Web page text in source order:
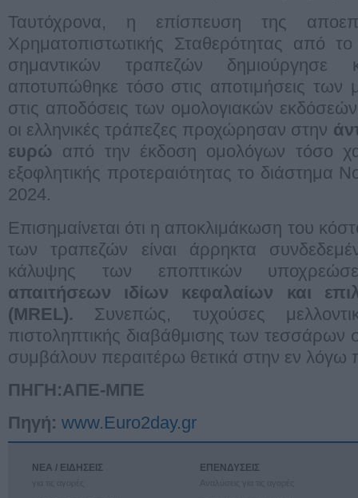
Ταυτόχρονα, η επίσπευση της
Χρηματοπιστωτικής Σταθερότητας από
σημαντικών τραπεζών δημιούργησε
αποτυπώθηκε τόσο στις αποτιμήσεις των
στις αποδόσεις των ομολογιακών
οι ελληνικές τράπεζες προχώρησαν στην
ευρώ από την έκδοση ομολόγων τόσο
εξοφλητικής προτεραιότητας το διάστημα
2024.
Επισημαίνεται ότι η αποκλιμάκωση του
των τραπεζών είναι άρρηκτα
κάλυψης των εποπτικών
απαιτήσεων ιδίων κεφαλαίων και
(MREL). Συνεπώς, τυχούσες
πιστοληπτικής διαβάθμισης των
συμβάλουν περαιτέρω θετικά στην εν λόγω
ΠΗΓΗ:ΑΠΕ-ΜΠΕ
Πηγή: www.Euro2day.gr
ΝΕΑ / ΕΙΔΗΣΕΙΣ ΕΠΕΝΔΥΣΕΙΣ